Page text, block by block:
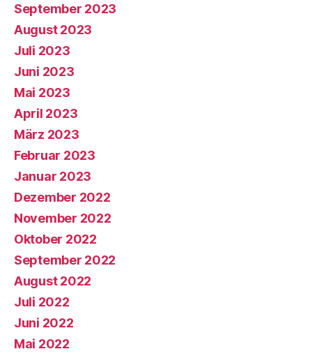
September 2023
August 2023
Juli 2023
Juni 2023
Mai 2023
April 2023
März 2023
Februar 2023
Januar 2023
Dezember 2022
November 2022
Oktober 2022
September 2022
August 2022
Juli 2022
Juni 2022
Mai 2022